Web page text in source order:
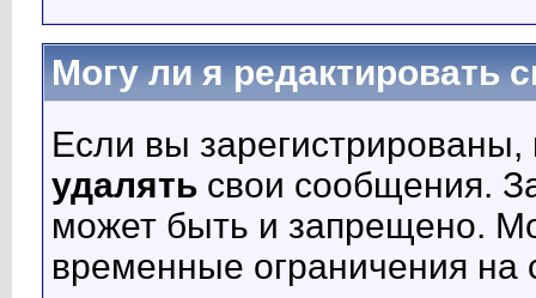
Могу ли я редактировать
Если вы
удалять свои сообщения.
может быть и запрещено.
временные ограничения на